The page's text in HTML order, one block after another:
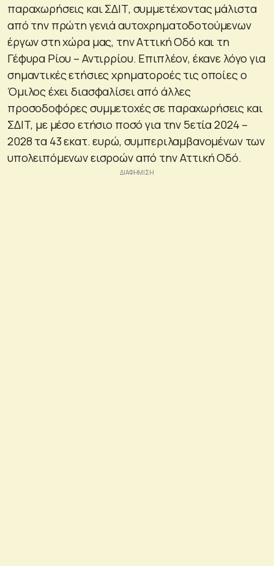
παραχωρήσεις και ΣΔΙΤ, συμμετέχοντας μάλιστα
από την πρώτη γενιά αυτοχρηματοδοτούμενων
έργων στη χώρα μας, την Αττική Οδό και τη
Γέφυρα Ρίου – Αντιρρίου. Επιπλέον, έκανε λόγο για
σημαντικές ετήσιες χρηματοροές τις οποίες ο
Όμιλος έχει διασφαλίσει από άλλες
προσοδοφόρες συμμετοχές σε παραχωρήσεις και
ΣΔΙΤ, με μέσο ετήσιο ποσό για την 5ετία 2024 –
2028 τα 43 εκατ. ευρώ, συμπεριλαμβανομένων των
υπολειπόμενων εισροών από την Αττική Οδό.